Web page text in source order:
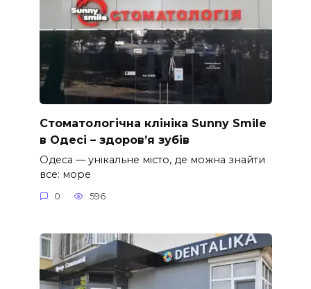
Стоматологічна клініка Sunny Smile
в Одесі – здоров’я зубів
Одеса — унікальне місто, де можна знайти
все: море
0 596